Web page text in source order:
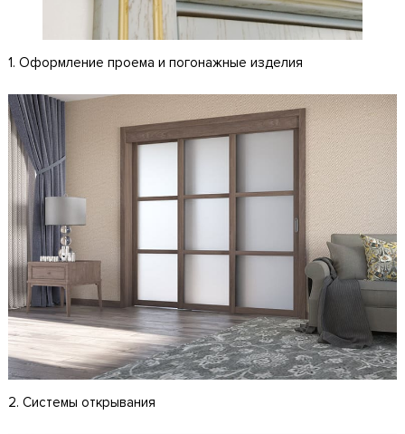
1. Оформление проема и погонажные изделия
2. Системы открывания